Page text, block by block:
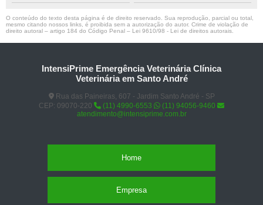
O conteúdo do texto desta página é de direito reservado. Sua reprodução, parcial ou total,
mesmo citando nossos links, é proibida sem a autorização do autor. Crime de violação de
direito autoral – artigo 184 do Código Penal – Lei 9610/98 - Lei de direitos autorais
IntensiPrime Emergência Veterinária Clínica
Veterinária em Santo André
Rua das Paineiras, 607 - Jardim Santo André - SP
CEP: 09070-220
(11) 4990-6553
(11) 94056-9460
atendimento@intensiprime.com.br
Home
Empresa